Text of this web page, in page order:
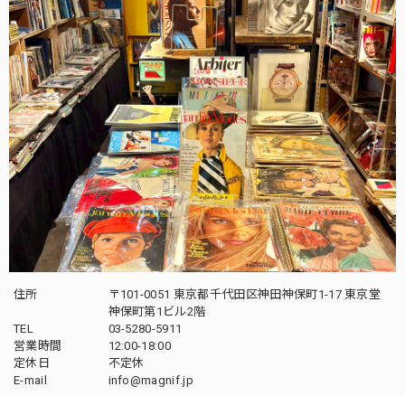
住所
〒101-0051 東京都千代田区神田神保町1-17 東京堂
神保町第1ビル2階
TEL
03-5280-5911
営業時間
12:00-18:00
定休日
不定休
E-mail
info@magnif.jp